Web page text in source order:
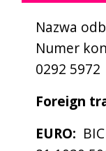
Nazwa
Numer
0292 5972
Foreign
EURO: